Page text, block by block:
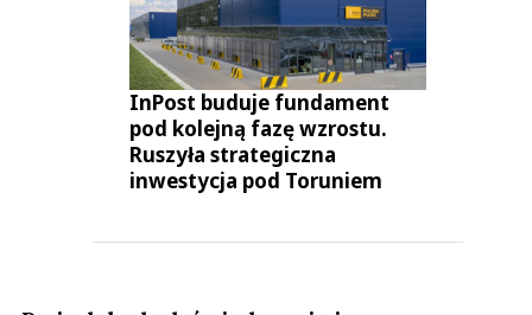
InPost buduje fundament
pod kolejną fazę wzrostu.
Ruszyła strategiczna
inwestycja pod Toruniem